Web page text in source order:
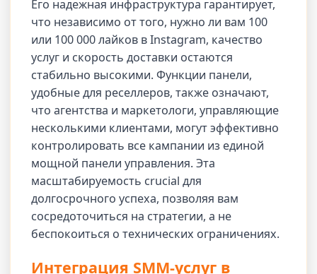
Его надежная инфраструктура гарантирует,
что независимо от того, нужно ли вам 100
или 100 000 лайков в Instagram, качество
услуг и скорость доставки остаются
стабильно высокими. Функции панели,
удобные для реселлеров, также означают,
что агентства и маркетологи, управляющие
несколькими клиентами, могут эффективно
контролировать все кампании из единой
мощной панели управления. Эта
масштабируемость crucial для
долгосрочного успеха, позволяя вам
сосредоточиться на стратегии, а не
беспокоиться о технических ограничениях.
Интеграция SMM-услуг в